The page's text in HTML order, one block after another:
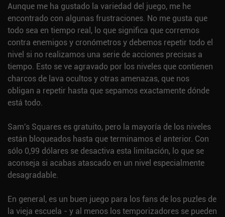
Aunque me ha gustado la variedad del juego, me he
encontrado con algunas frustraciones. No me gusta que
todo sea en tiempo real, lo que significa que corremos
contra enemigos y cronómetros y debemos repetir todo el
nivel si no realizamos una serie de acciones precisas a
tiempo. Esto se ve agravado por los niveles que contienen
charcos de lava ocultos y otras amenazas, que nos
obligan a repetir hasta que sepamos exactamente dónde
está todo.
Sam's Squares es gratuito, pero la mayoría de los niveles
están bloqueados hasta que terminamos el anterior. Con
sólo 0,99 dólares se desactiva esta limitación, lo que se
aconseja si acabas atascado en un nivel especialmente
desagradable.
En general, es un buen juego para los fans de los puzles de
la vieja escuela - y al menos los temporizadores se pueden